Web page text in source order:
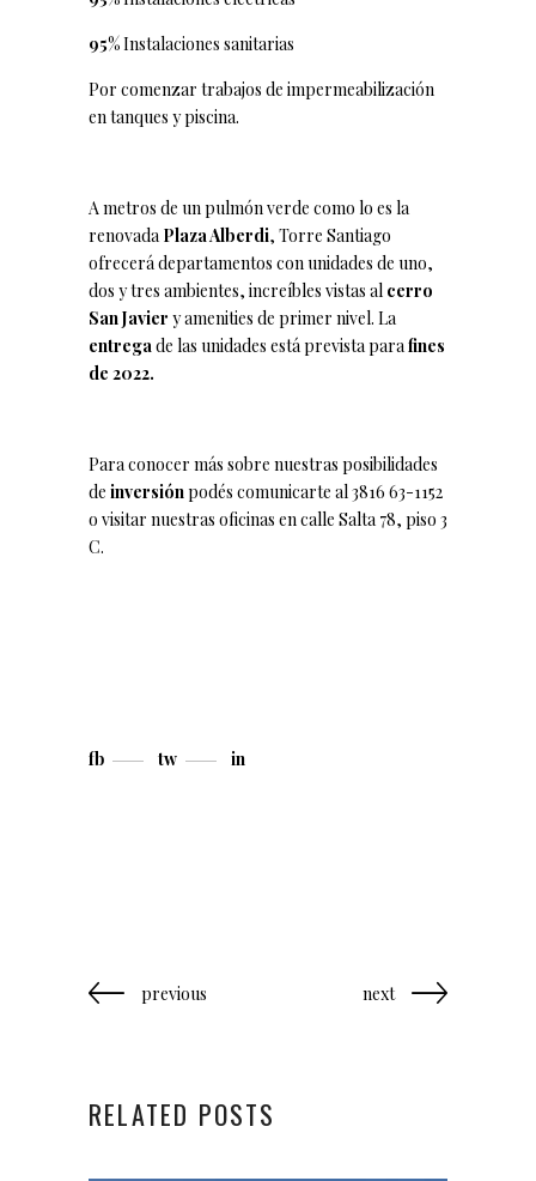
95%Instalaciones sanitarias
Por comenzar trabajos de impermeabilización
en tanques y piscina.
A metros de un pulmón verde como lo es la
renovada Plaza Alberdi, Torre Santiago
ofrecerá departamentos con unidades de uno,
dos y tres ambientes, increíbles vistas al cerro
San Javier y amenities de primer nivel. La
entregade las unidades está prevista parafines
de 2022.
Para conocer más sobre nuestras posibilidades
de inversiónpodés comunicarte al 3816 63-1152
o visitar nuestras oficinas en calle Salta 78, piso 3
C.
fb tw in
previous next
RELATED POSTS